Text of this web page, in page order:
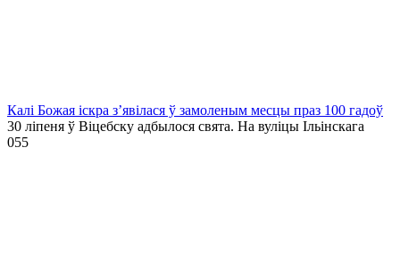
Калі Божая іскра з’явілася ў замоленым месцы праз 100 гадоў
30 ліпеня ў Віцебску адбылося свята. На вуліцы Ільінскага
055